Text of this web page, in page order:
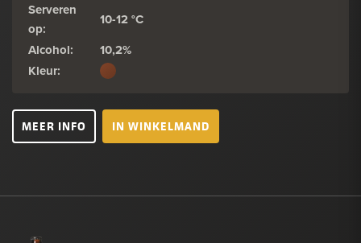
Serveren
op:
10-12 °C
Alcohol:
10,2%
Kleur:
MEER INFO IN WINKELMAND